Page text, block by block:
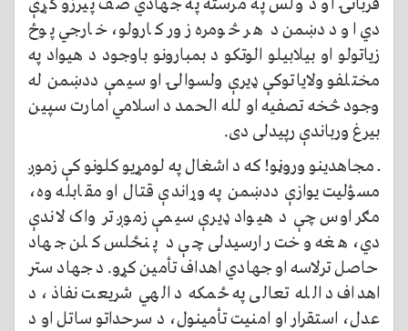
قربانۍ او د ولس په مرسته په جهادي صف پیرزو کړې
دي او ددښمن د هر څومره زور کارولو، خارجي پوځ
زیاتولو او بیلابیلو الوتکو د بمبارونو باوجود د هیواد په
مختلفو ولایاتوکې ډیرې ولسوالۍ او سیمې ددښمن له
وجود څخه تصفیه او لله الحمد د اسلامي امارت سپین
بیرغ ورباندې رپیدلی دی.
ــ مجاهدینو وروڼو! که د اشغال په لومړیو کلونو کې زموږ
مسؤلیت یوازې ددښمن په وړاندې قتال او مقابله وه،
مګر اوس چې د هیواد ډیرې سیمې زموږ تر واک لاندې
دي، هغه وخت رارسیدلی چې د پنځلس کلن جهاد
حاصل ترلاسه او جهادي اهداف تأمین کړو. د جهاد ستر
اهداف د الله تعالی په ځمکه د الهي شریعت نفاذ، د
عدل، استقرار او امنیت تأمینول، د سرحداتو ساتل او د